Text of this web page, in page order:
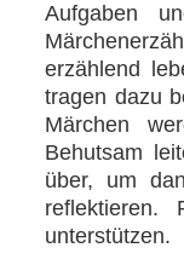
Aufgaben
erzählend
tragen dazu
Märchen
Behutsam
über, um
unterstützen.